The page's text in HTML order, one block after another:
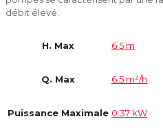
débit élevé.
H. Max 6.5 m
Q. Max 6.5 m³/h
Puissance Maximale 0.37 kW